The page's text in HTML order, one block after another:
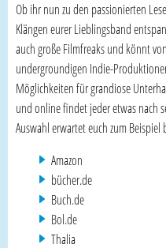
Ob ihr nun zu den passionierten
Klängen eurer Lieblingsband
auch große Filmfreaks und könnt
undergroundigen Indie-
Möglichkeiten für grandiose
und online findet jeder etwas nach
Auswahl erwartet euch zum Beispiel
Amazon
bücher.de
Buch.de
Bol.de
Thalia